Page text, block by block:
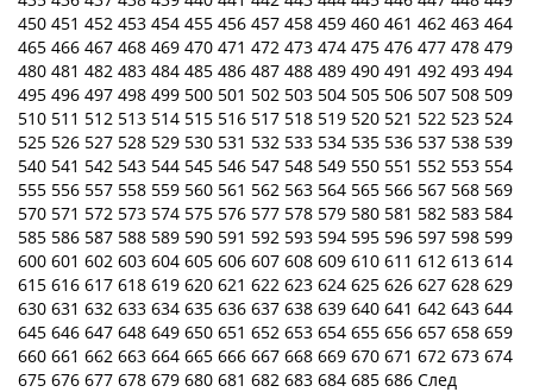
450 451 452 453 454 455 456 457 458 459 460 461 462 463 464
465 466 467 468 469 470 471 472 473 474 475 476 477 478 479
480 481 482 483 484 485 486 487 488 489 490 491 492 493 494
495 496 497 498 499 500 501 502 503 504 505 506 507 508 509
510 511 512 513 514 515 516 517 518 519 520 521 522 523 524
525 526 527 528 529 530 531 532 533 534 535 536 537 538 539
540 541 542 543 544 545 546 547 548 549 550 551 552 553 554
555 556 557 558 559 560 561 562 563 564 565 566 567 568 569
570 571 572 573 574 575 576 577 578 579 580 581 582 583 584
585 586 587 588 589 590 591 592 593 594 595 596 597 598 599
600 601 602 603 604 605 606 607 608 609 610 611 612 613 614
615 616 617 618 619 620 621 622 623 624 625 626 627 628 629
630 631 632 633 634 635 636 637 638 639 640 641 642 643 644
645 646 647 648 649 650 651 652 653 654 655 656 657 658 659
660 661 662 663 664 665 666 667 668 669 670 671 672 673 674
675 676 677 678 679 680 681 682 683 684 685 686 След